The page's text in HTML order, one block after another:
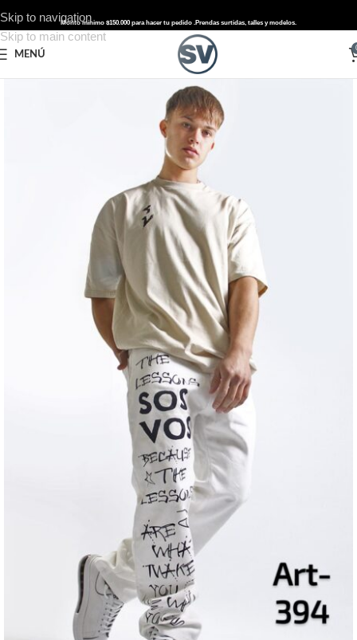
Skip to navigation
Skip to main content
Monto mínimo $150.000 para hacer tu pedido .Prendas surtidas, talles y modelos.
MENÚ